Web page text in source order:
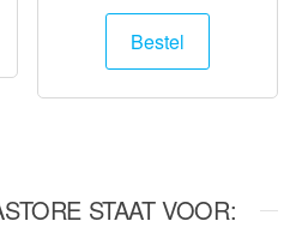
Bestel
STAAT VOOR: